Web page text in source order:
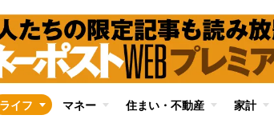
ライフ マネー 住まい・不動産 家計